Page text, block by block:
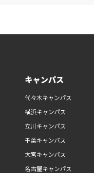
キャンパス
代々木キャンパス
横浜キャンパス
立川キャンパス
千葉キャンパス
大宮キャンパス
名古屋キャンパス